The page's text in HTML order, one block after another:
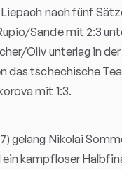
Liepach nach fünf
Sande mit 2:3
Oliv unterlag in
das tschechische
mit 1:3.
gelang Nikolai
kampfloser